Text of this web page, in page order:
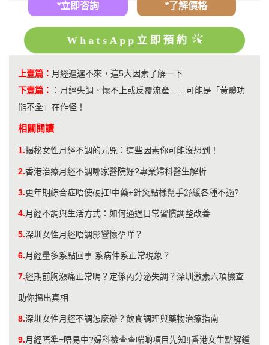
*立即咨詢 *了解價格
WhatsApp立即預約
上壹篇： 月經遲遲不來，這5大因素了解一下
下壹篇：
： 月經失調、懷不上或反覆流產……可能是「黃體功
能不全」在作怪！
相關閱讀
1.揭秘女性月經不調的元兇：這些因素你可能沒想到！
2.香港治療月經不調哪家醫院好?專業婦科醫生解析
3.更年期綜合症唔使硬扛!中藥+針灸點樣幫手舒緩各種不適?
4.月經不調與生活方式：如何通過日常習慣調整改善
5.深圳女性月經唔調影響懷孕咩？
6.月經量多系點回事 系病仲系正常現象？
7.經期前胸漲痛正常嗎？定係內分泌失調？深圳激素六項檢查
助你搵出真相
8.深圳女性月經不調怎麼辦？飲食調理與藥物治療指南
9.月經唔準=唔易中?婦科檢查查啱啲項目先知!|香港女生點解鍾